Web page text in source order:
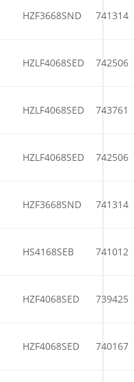
HZF3668SND 741314
HZLF4068SED 742506
HZLF4068SED 743761
HZLF4068SED 742506
HZF3668SND 741314
HS4168SEB 741012
HZF4068SED 739425
HZF4068SED 740167